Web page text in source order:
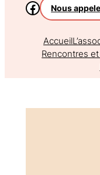
Nous
Accueil
Rencontres